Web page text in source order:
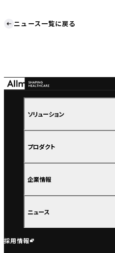
ニュース一覧に戻る
ソリューション
プロダクト
企業情報
ニュース
採用情報